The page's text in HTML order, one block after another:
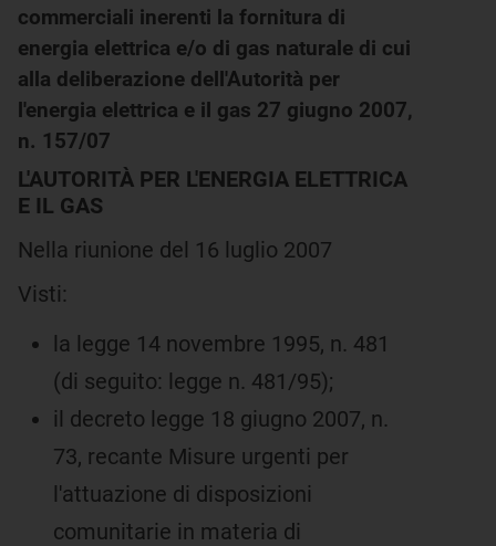
commerciali inerenti la fornitura di
energia elettrica e/o di gas naturale di cui
alla deliberazione dell'Autorità per
l'energia elettrica e il gas 27 giugno 2007,
n. 157/07
L'AUTORITÀ PER L'ENERGIA ELETTRICA
E IL GAS
Nella riunione del 16 luglio 2007
Visti:
la legge 14 novembre 1995, n. 481
(di seguito: legge n. 481/95);
il decreto legge 18 giugno 2007, n.
73, recante Misure urgenti per
l'attuazione di disposizioni
comunitarie in materia di